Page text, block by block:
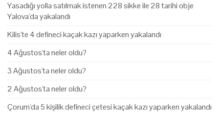
Yasadığı yolla satılmak istenen 228 sikke ile 28 tarihi obje
Yalova'da yakalandı
Kilis'te 4 defineci kaçak kazı yaparken yakalandı
4 Ağustos'ta neler oldu?
3 Ağustos'ta neler oldu?
2 Ağustos'ta neler oldu?
Çorum'da 5 kişilik defineci çetesi kaçak kazı yaparken yakalandı